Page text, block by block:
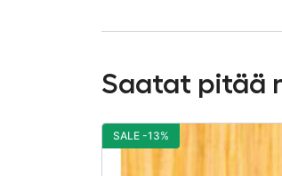
Saatat pitää
SALE -13%